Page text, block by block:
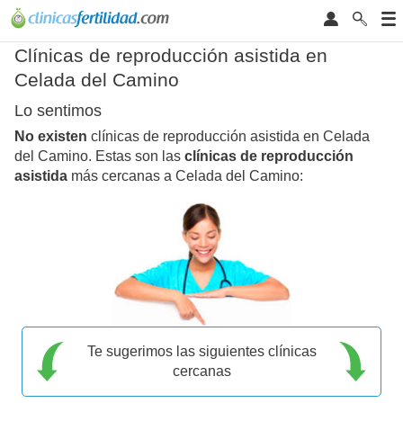
Clínicas de reproducción asistida en
Celada del Camino
Lo sentimos
No existen clínicas de reproducción asistida en Celada
del Camino. Estas son las clínicas de reproducción
asistida más cercanas a Celada del Camino:
Te sugerimos las siguientes clínicas
cercanas